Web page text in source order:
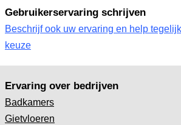
Gebruikerservaring schrijven
Beschrijf ook uw ervaring en help
keuze
Ervaring over bedrijven
Badkamers
Gietvloeren